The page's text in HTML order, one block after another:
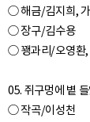
○ 해금/김지희,
○ 장구/김수용
○ 꽹과리/오영환,
05. 쥐구멍에 볕
○ 작곡/이성천